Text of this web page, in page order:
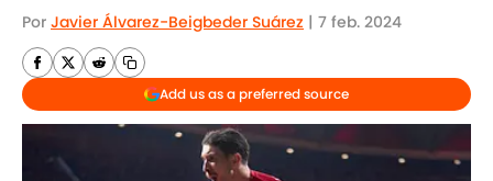
Por Javier Álvarez-Beigbeder Suárez | 7 feb. 2024
Add us as a preferred source